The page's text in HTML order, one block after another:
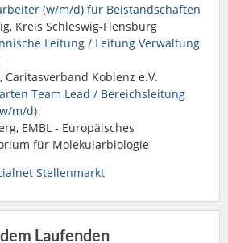
(w/m/d) für Beistandschaften
Kreis Schleswig-Flensburg
Leitung / Leitung Verwaltung
Caritasverband Koblenz e.V.
Team Lead / Bereichsleitung
m/d)
EMBL - Europäisches
für Molekularbiologie
Stellenmarkt
Laufenden